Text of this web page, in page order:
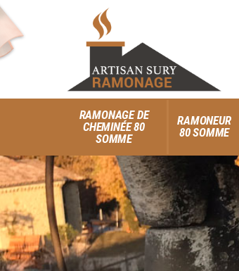
RAMONAGE DE
CHEMINÉE 80
SOMME
RAMONEUR
80 SOMME